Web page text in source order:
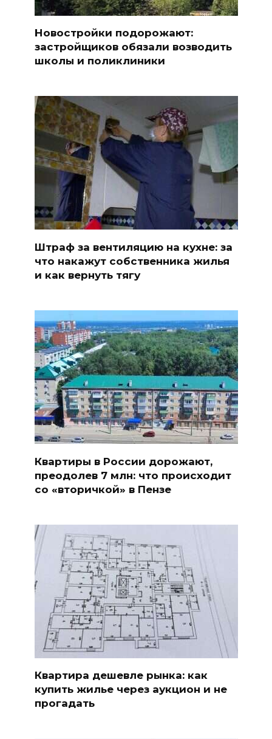
Новостройки подорожают:
застройщиков обязали возводить
школы и поликлиники
Штраф за вентиляцию на кухне: за
что накажут собственника жилья
и как вернуть тягу
Квартиры в России дорожают,
преодолев 7 млн: что происходит
со «вторичкой» в Пензе
Квартира дешевле рынка: как
купить жилье через аукцион и не
прогадать